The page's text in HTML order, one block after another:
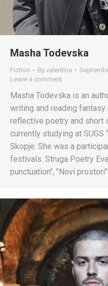
Masha Todevska
Fiction By valentina
Leave a comment
Masha Todevska is an
writing and reading
reflective poetry and short
currently studying at SUGS
Skopje. She was a
festivals: Struga Poetry
punctuation", "Novi